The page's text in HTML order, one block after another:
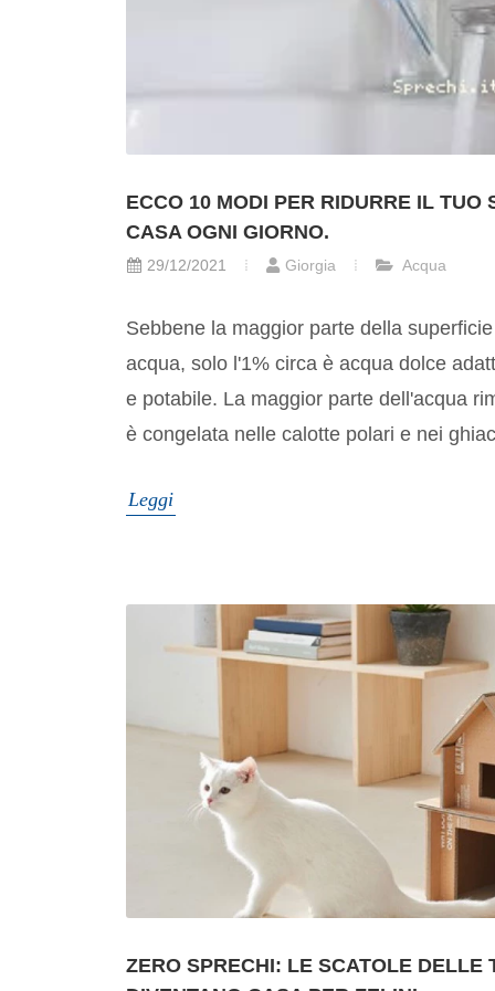
ECCO 10 MODI PER RIDURRE IL TUO
CASA OGNI GIORNO.
29/12/2021 Giorgia Acqua
Sebbene la maggior parte della
acqua, solo l'1% circa è acqua dolce
e potabile. La maggior parte dell'acqua
è congelata nelle calotte polari e nei
Leggi
ZERO SPRECHI: LE SCATOLE DELLE